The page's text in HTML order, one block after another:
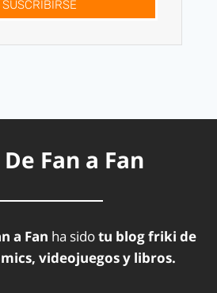
SUSCRÍBIRSE
Fan a Fan
a Fan ha sidotu blog friki de
videojuegos y libros.